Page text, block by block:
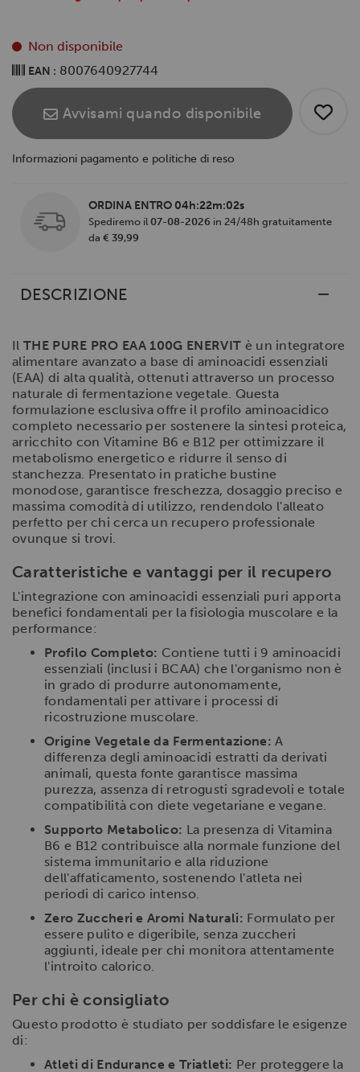
Non disponibile
EAN : 8007640927744
Avvisami quando disponibile
Informazioni pagamento e politiche di reso
ORDINA ENTRO 04h:22m:01s
Spediremo il 07-08-2026 in 24/48h gratuitamente
da € 39,99
DESCRIZIONE
Il THE PURE PRO EAA 100G ENERVIT è un integratore
alimentare avanzato a base di aminoacidi essenziali
(EAA) di alta qualità, ottenuti attraverso un processo
naturale di fermentazione vegetale. Questa
formulazione esclusiva offre il profilo aminoacidico
completo necessario per sostenere la sintesi proteica,
arricchito con Vitamine B6 e B12 per ottimizzare il
metabolismo energetico e ridurre il senso di
stanchezza. Presentato in pratiche bustine
monodose, garantisce freschezza, dosaggio preciso e
massima comodità di utilizzo, rendendolo l'alleato
perfetto per chi cerca un recupero professionale
ovunque si trovi.
Caratteristiche e vantaggi per il recupero
L'integrazione con aminoacidi essenziali puri apporta
benefici fondamentali per la fisiologia muscolare e la
performance:
Profilo Completo: Contiene tutti i 9 aminoacidi
essenziali (inclusi i BCAA) che l'organismo non è
in grado di produrre autonomamente,
fondamentali per attivare i processi di
ricostruzione muscolare.
Origine Vegetale da Fermentazione: A
differenza degli aminoacidi estratti da derivati
animali, questa fonte garantisce massima
purezza, assenza di retrogusti sgradevoli e totale
compatibilità con diete vegetariane e vegane.
Supporto Metabolico: La presenza di Vitamina
B6 e B12 contribuisce alla normale funzione del
sistema immunitario e alla riduzione
dell'affaticamento, sostenendo l'atleta nei
periodi di carico intenso.
Zero Zuccheri e Aromi Naturali: Formulato per
essere pulito e digeribile, senza zuccheri
aggiunti, ideale per chi monitora attentamente
l'introito calorico.
Per chi è consigliato
Questo prodotto è studiato per soddisfare le esigenze
di:
Atleti di Endurance e Triatleti: Per proteggere la